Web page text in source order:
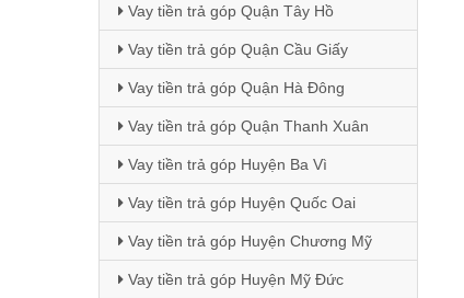
Vay tiền trả góp Quận Tây Hồ
Vay tiền trả góp Quận Cầu Giấy
Vay tiền trả góp Quận Hà Đông
Vay tiền trả góp Quận Thanh Xuân
Vay tiền trả góp Huyện Ba Vì
Vay tiền trả góp Huyện Quốc Oai
Vay tiền trả góp Huyện Chương Mỹ
Vay tiền trả góp Huyện Mỹ Đức